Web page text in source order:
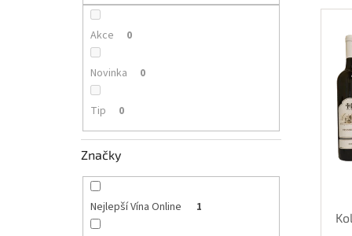
Akce 0
Novinka 0
Tip 0
Značky
Nejlepší Vína Online 1
nV